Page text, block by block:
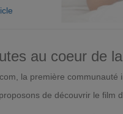
au coeur de
la première
de découvrir le film